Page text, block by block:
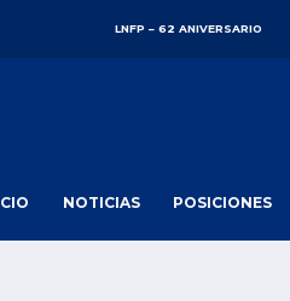
LNFP – 62 ANIVERSARIO
NOTICIAS POSICIONES